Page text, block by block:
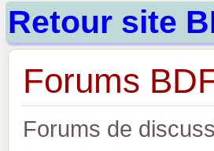
Retour site
Forums
Forums de